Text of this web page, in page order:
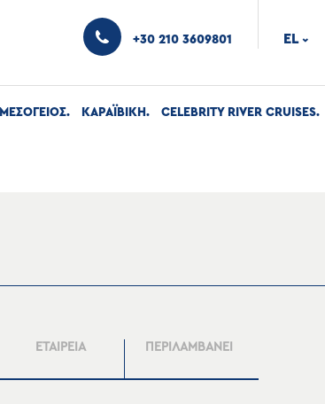
+30 210 3609801 EL ›
ΜΕΣΟΓΕΙΟΣ ΚΑΡΑΪΒΙΚΗ CELEBRITY RIVER CRUISES
ΕΤΑΙΡΕΙΑ ΠΕΡΙΛΑΜΒΑΝΕΙ